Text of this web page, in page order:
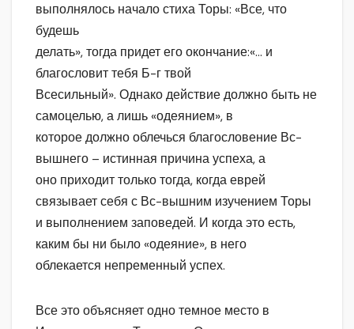
выполнялось начало стиха Торы: «Все, что
будешь
делать», тогда придет его окончание:«… и
благословит тебя Б-г твой
Всесильный». Однако действие должно быть не
самоцелью, а лишь «одеянием», в
которое должно облечься благословение Вс-
вышнего – истинная причина успеха, а
оно приходит только тогда, когда еврей
связывает себя с Вс-вышним изучением Торы
и выполнением заповедей. И когда это есть,
каким бы ни было «одеяние», в него
облекается непременный успех.
Все это объясняет одно темное место в